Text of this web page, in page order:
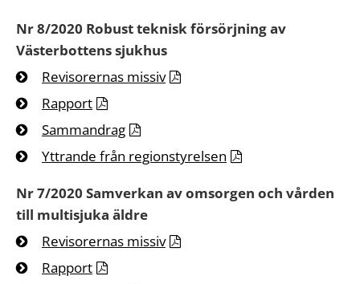
Nr 8/2020 Robust teknisk försörjning av
Västerbottens sjukhus
Revisorernas missiv
Rapport
Sammandrag
Yttrande från regionstyrelsen
Nr 7/2020 Samverkan av omsorgen och vården
till multisjuka äldre
Revisorernas missiv
Rapport